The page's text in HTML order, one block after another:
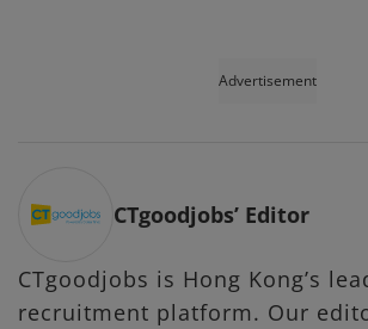
Advertisement
CTgoodjobs’ Editor
CTgoodjobs is Hong Kong’s
recruitment platform. Our